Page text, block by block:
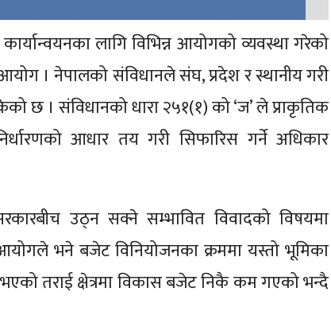
लागि विभिन्न आयोगको व्यवस्था गरेको
आयोग । नेपालको संविधानले संघ, प्रदेश र स्थानीय गरी
छ । संविधानको धारा २५१(१) को ‘ज’ ले प्राकृतिक
आधार तय गरी सिफारिस गर्ने अधिकार
उठ्न सक्ने सम्भावित विवादको विषयमा
भने बजेट विनियोजनका क्रममा यस्तो भूमिका
तराई क्षेत्रमा विकास बजेट निकै कम गएको भन्दै